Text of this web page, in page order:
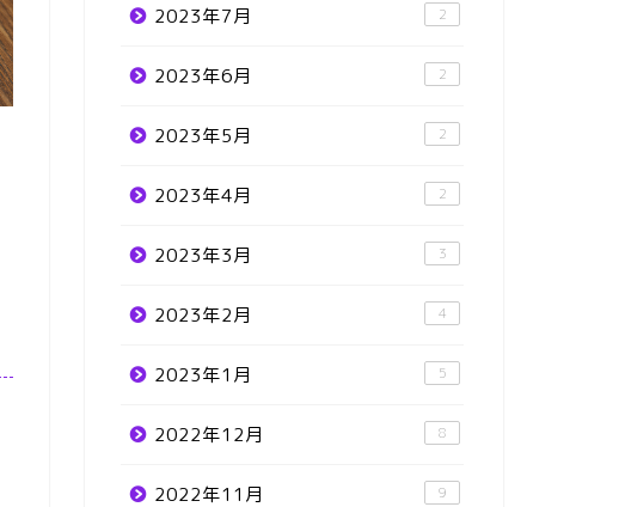
2023年7月 2
2023年6月 2
2023年5月 2
2023年4月 2
2023年3月 3
2023年2月 4
2023年1月 5
2022年12月 8
2022年11月 9